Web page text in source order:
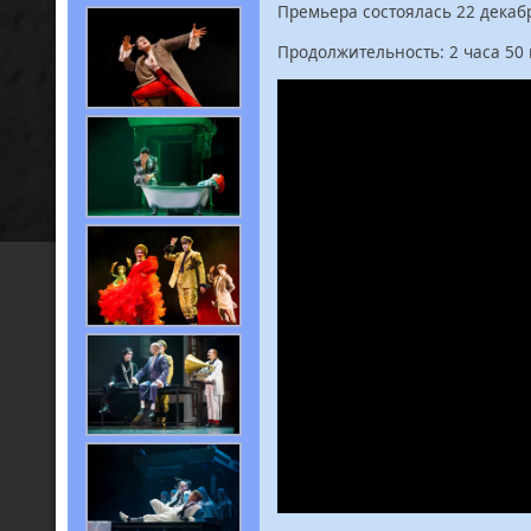
Премьера состоялась 22
Продолжительность: 2 часа 50